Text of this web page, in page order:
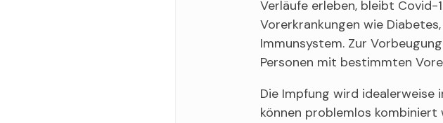
Verläufe erleben, bleibt
Vorerkrankungen wie
Immunsystem. Zur
Personen mit bestimmten
Die Impfung wird
können problemlos kombiniert